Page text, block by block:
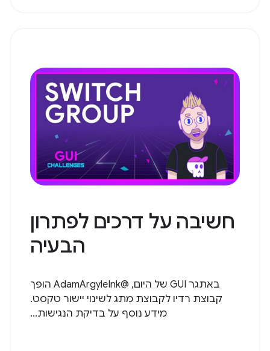
חשיבה על דרכים לפתרון
הבעיה
באתגר GUI של היום, @AdamArgyleInk הופך
קבוצת רדיו לקבוצת מתג לשינוי יישור טקסט.
מידע נוסף על בדיקת הנגישות...